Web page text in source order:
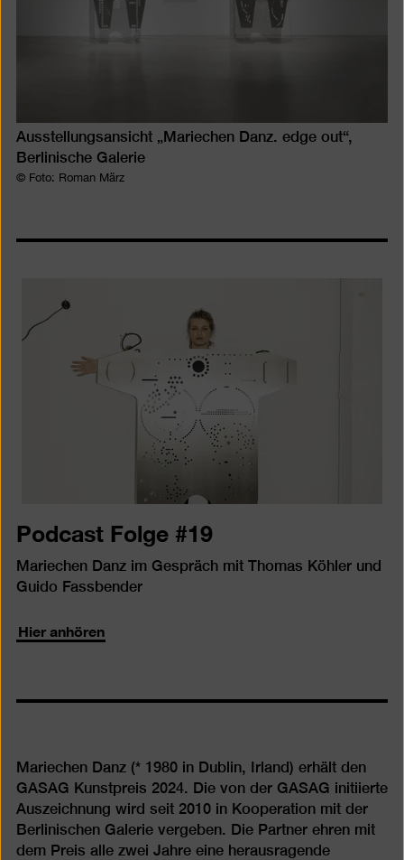
Ausstellungsansicht „Mariechen Danz. edge out“,
Berlinische Galerie
© Foto: Roman März
Podcast Folge #19
Mariechen Danz im Gespräch mit Thomas Köhler und
Guido Fassbender
Hier anhören
Mariechen Danz (* 1980 in Dublin, Irland) erhält den
GASAG Kunstpreis 2024. Die von der GASAG initiierte
Auszeichnung wird seit 2010 in Kooperation mit der
Berlinischen Galerie vergeben. Die Partner ehren mit
dem Preis alle zwei Jahre eine herausragende